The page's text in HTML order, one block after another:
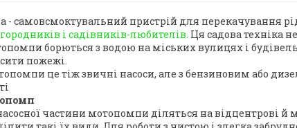
- самовсмоктувальний пристрій для перекачування
і садівників-любителів. Ця садова техніка
борються з водою на міських вулицях і
пожежі.
це тіж звичні насоси, але з бензиновим або
частини мотопомпи діляться на відцентрові й